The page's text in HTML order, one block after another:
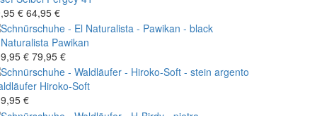
€ 64,95 €
Pawikan
€ 79,95 €
Hiroko-Soft
€